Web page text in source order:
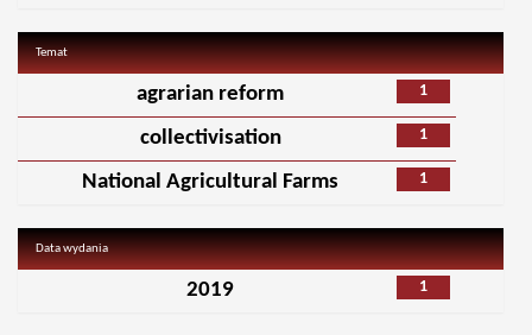
Temat
1
agrarian reform
1
collectivisation
1
National Agricultural Farms
Data wydania
1
2019